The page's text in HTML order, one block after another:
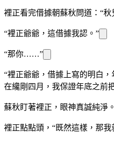
裡正看完借據朝蘇秋問道：“
“裡正爺爺，這借據我認。”
“那你……”
“裡正爺爺，借據上寫的明白
在纔剛 四月，我保證年底之前
蘇秋盯著裡正，眼神真誠純淨。
裡正點點頭，“既然這樣，那